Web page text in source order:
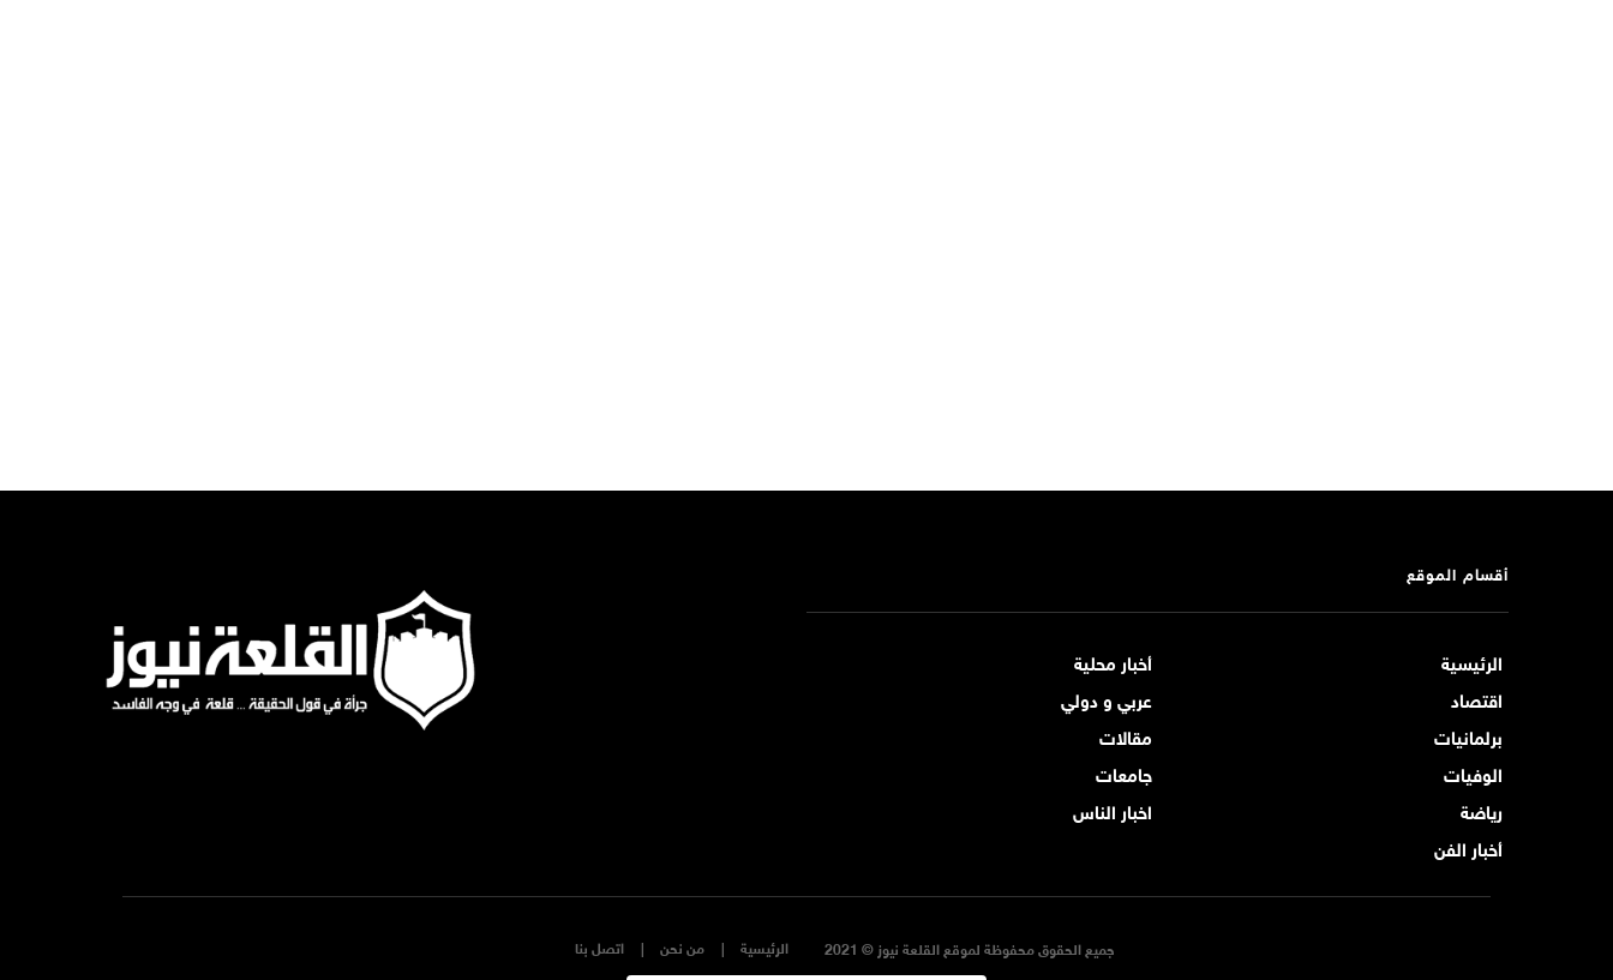
أقسام الموقع
الرئيسية
أخبار محلية
اقتصاد
عربي و دولي
برلمانيات
مقالات
الوفيات
جامعات
رياضة
اخبار الناس
أخبار الفن
جميع الحقوق محفوظة لموقع القلعة نيوز © 2021 اتصل بنا من نحن الرئيسية